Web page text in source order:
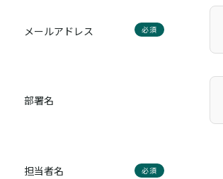
メールアドレス 必須
部署名
担当者名 必須